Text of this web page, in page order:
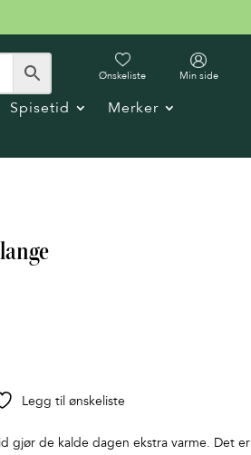
Ønskeliste Min side
Spisetid
Merker
Legg til ønskeliste
gjør de kalde dagen ekstra varme. Det er